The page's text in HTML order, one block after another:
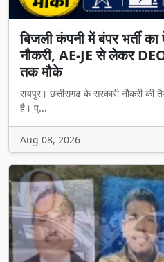
बिजली कंपनी में बंपर भर्ती
नौकरी, AE-JE से लेकर
तक मौके
रायपुर। छत्तीसगढ़ के सरकारी नौकरी की
है। प्...
Aug 08, 2026